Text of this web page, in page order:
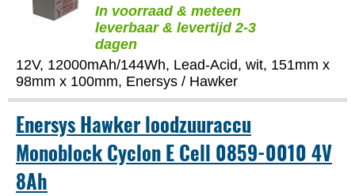
In voorraad & meteen
leverbaar & levertijd 2-3
dagen
12V, 12000mAh/144Wh, Lead-Acid, wit, 151mm x
98mm x 100mm, Enersys / Hawker
Enersys Hawker loodzuuraccu
Monoblock Cyclon E Cell 0859-0010 4V
8Ah